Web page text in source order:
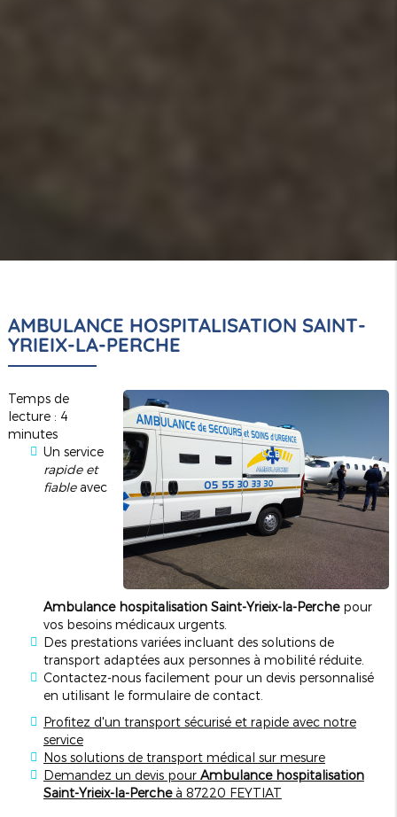
AMBULANCE HOSPITALISATION SAINT-
YRIEIX-LA-PERCHE
Temps de
lecture : 4
minutes
Un service
rapide et
fiableavec
Ambulance hospitalisation Saint-Yrieix-la-Perchepour
vos besoins médicaux urgents.
Des prestations variées incluant des solutions de
transport adaptées aux personnes à mobilité réduite.
Contactez-nous facilement pour un devis personnalisé
en utilisant le formulaire de contact.
Profitez d'un transport sécurisé et rapide avec notre
service
Nos solutions de transport médical sur mesure
Demandez un devis pour Ambulance hospitalisation
Saint-Yrieix-la-Percheà 87220 FEYTIAT